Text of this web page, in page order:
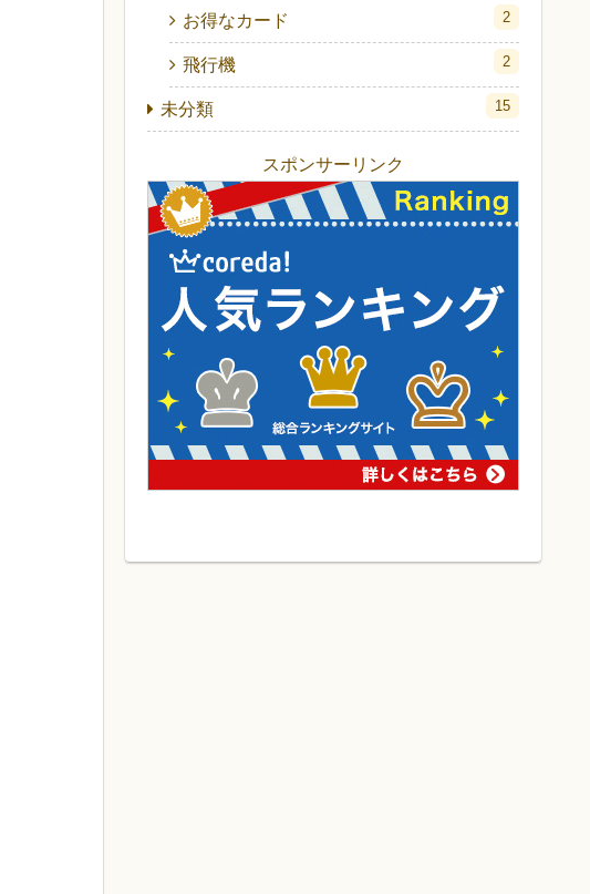
お得なカード 2
飛行機 2
未分類 15
スポンサーリンク